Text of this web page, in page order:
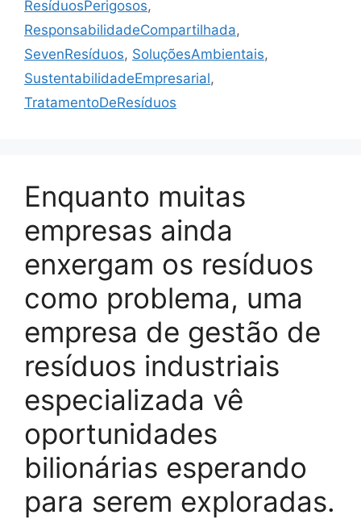
ResíduosPerigosos,
ResponsabilidadeCompartilhada,
SevenResíduos, SoluçõesAmbientais,
SustentabilidadeEmpresarial,
TratamentoDeResíduos
Enquanto muitas
empresas ainda
enxergam os resíduos
como problema, uma
empresa de gestão de
resíduos industriais
especializada vê
oportunidades
bilionárias esperando
para serem exploradas.